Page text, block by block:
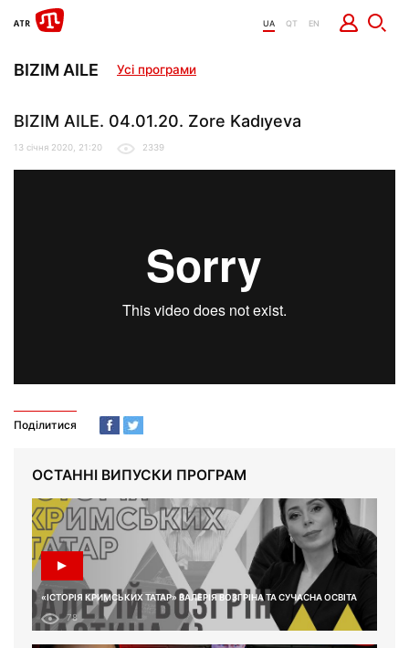
UA QT EN
BIZIM AILE Усі програми
BIZIM AILE. 04.01.20. Zore Kadıyeva
13 січня 2020, 21:20 2339
Поділитися
ОСТАННІ ВИПУСКИ ПРОГРАМ
«ІСТОРІЯ КРИМСЬКИХ ТАТАР» ВАЛЕРІЯ ВОЗГРІНА ТА СУЧАСНА ОСВІТА
78